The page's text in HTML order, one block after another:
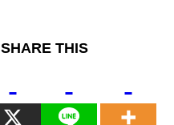
SHARE THIS